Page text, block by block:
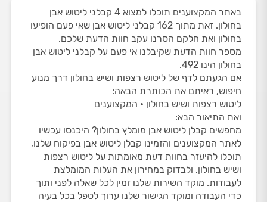
באתר המקצוענים תוכלו למצוא 4 קבלני ליטוש אבן
בחולון. זאת מתוך 162 קבלני ליטוש אבן שאי פעם הופיעו
בחולון ואת חלקם הסרנו עקב חוות הדעת שלכם.
מספר חוות הדעת שקיבלנו אי פעם על קבלני ליטוש אבן
בחולון הינו 492.
אם הגעתם לדף של ליטוש רצפות ושיש בחולון דרך מנוע
חיפוש, ראיתם את הכותרת הבאה:
ליטוש רצפות ושיש בחולון • המקצוענים
ואת התיאור הבא:
מחפשים קבלן ליטוש אבן מומלץ בחולון? היכנסו עכשיו
לאתר המקצוענים והזמינו קבלן ליטוש אבן בפיקוח שלנו,
תוכלו להיעזר בחוות דעת מאומתות על ליטוש רצפות
ושיש בחולון, ולבדוק במחירון את העלות המומלצת
לעבודות. מוקד השירות שלנו זמין לכל שאלה לפני ותוך
כדי העבודה ומוקד הגישור שלנו ערוך לטפל בכל בעיה